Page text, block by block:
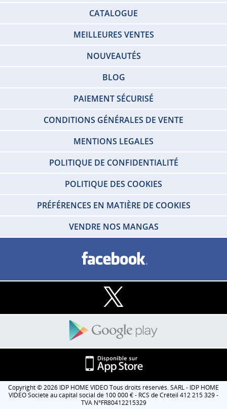
CATALOGUE
MEILLEURES VENTES
NOUVEAUTÉS
BLOG
PAIEMENT SÉCURISÉ
CONDITIONS GÉNÉRALES DE VENTE
MENTIONS LEGALES
POLITIQUE DE CONFIDENTIALITÉ
POLITIQUE DES COOKIES
PRÉFÉRENCES EN MATIÈRE DE COOKIES
VENDRE NOS MANGAS
Copyright © 2026 IDP HOME VIDEO Tous droits réservés. SARL - IDP HOME
VIDEO Societe au capital social de 100 000 € - RCS de Créteil 412 215 329 -
TVA N°FR80412215329